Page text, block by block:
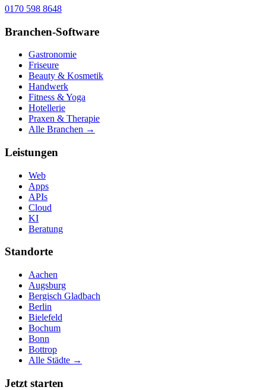
0170 598 8648
Branchen-Software
Gastronomie
Friseure
Beauty & Kosmetik
Handwerk
Fitness & Yoga
Hotellerie
Praxen & Therapie
Alle Branchen →
Leistungen
Web
Apps
APIs
Cloud
KI
Beratung
Standorte
Aachen
Augsburg
Bergisch Gladbach
Berlin
Bielefeld
Bochum
Bonn
Bottrop
Alle Städte →
Jetzt starten